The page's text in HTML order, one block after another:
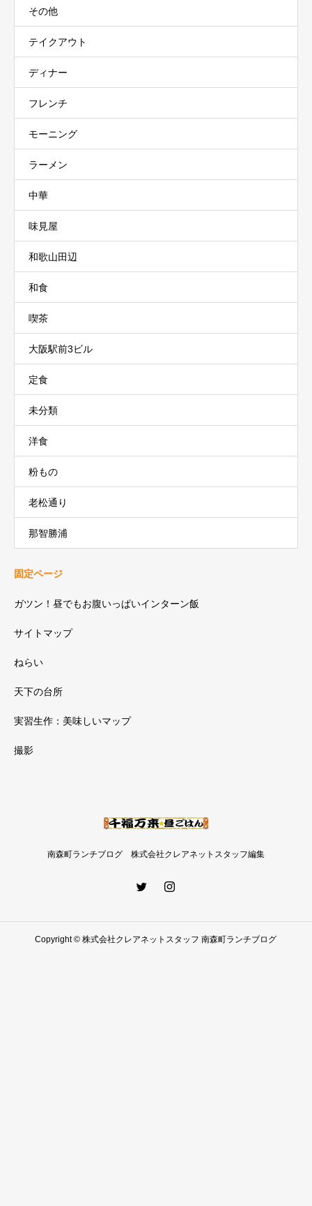
その他
テイクアウト
ディナー
フレンチ
モーニング
ラーメン
中華
味見屋
和歌山田辺
和食
喫茶
大阪駅前3ビル
定食
未分類
洋食
粉もの
老松通り
那智勝浦
固定ページ
ガツン！昼でもお腹いっぱいインターン飯
サイトマップ
ねらい
天下の台所
実習生作：美味しいマップ
撮影
南森町ランチブログ 株式会社クレアネットスタッフ編集
Copyright © 株式会社クレアネットスタッフ 南森町ランチブログ